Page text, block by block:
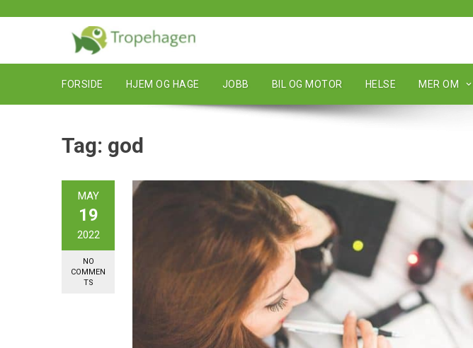
FORSIDE HJEM OG HAGE JOBB BIL OG MOTOR HELSE MER OM
Tag: god
MAY
19
2022
NO
COMMEN
TS